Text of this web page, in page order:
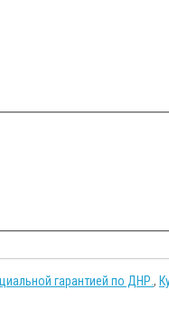
гарантией по ДНР. ,